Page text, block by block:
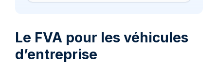
Le FVA pour les véhicules
d’entreprise